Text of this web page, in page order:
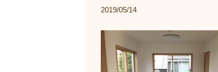
2019/05/14